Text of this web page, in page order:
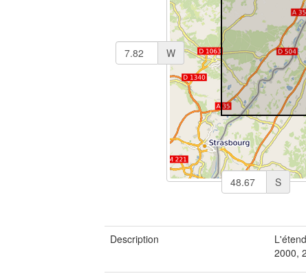
S
W
Description
2000,